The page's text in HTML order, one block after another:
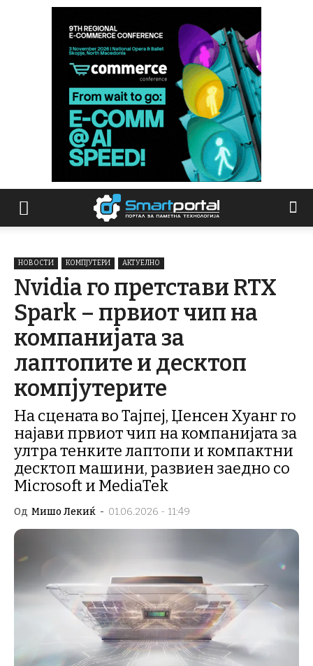
НОВОСТИ КОМПЈУТЕРИ АКТУЕЛНО
Nvidia го претстави RTX
Spark – првиот чип на
компанијата за
лаптопите и десктоп
компјутерите
На сцената во Тајпеј, Џенсен Хуанг го
најави првиот чип на компанијата за
ултра тенките лаптопи и компактни
десктоп машини, развиен заедно со
Microsoft и MediaTek
Од Мишо Лекиќ - 01.06.2026 - 11:49